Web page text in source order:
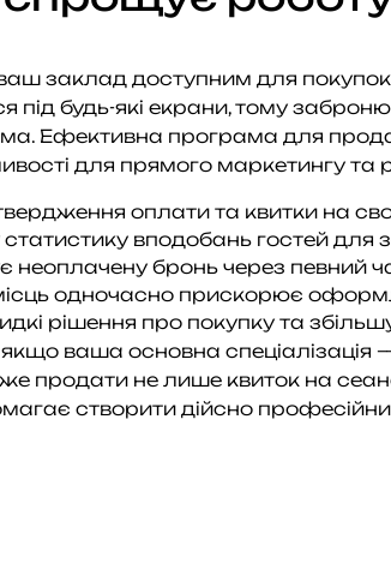
заклад доступним для покупок
будь-які екрани, тому
Ефективна програма для
для прямого маркетингу та
оплати та квитки на
вподобань гостей для
бронь через певний
одночасно прискорює
рішення про покупку та
ваша основна
продати не лише квиток на
створити дійсно